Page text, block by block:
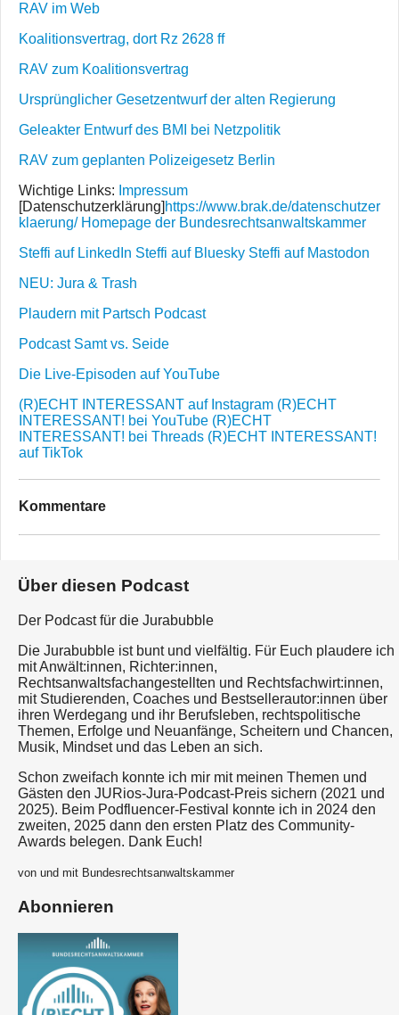
RAV im Web
Koalitionsvertrag, dort Rz 2628 ff
RAV zum Koalitionsvertrag
Ursprünglicher Gesetzentwurf der alten Regierung
Geleakter Entwurf des BMI bei Netzpolitik
RAV zum geplanten Polizeigesetz Berlin
Wichtige Links: Impressum
[Datenschutzerklärung] https://www.brak.de/datenschutzer
klaerung/ Homepage der Bundesrechtsanwaltskammer
Steffi auf LinkedIn Steffi auf Bluesky Steffi auf Mastodon
NEU: Jura & Trash
Plaudern mit Partsch Podcast
Podcast Samt vs. Seide
Die Live-Episoden auf YouTube
(R)ECHT INTERESSANT auf Instagram (R)ECHT
INTERESSANT! bei YouTube (R)ECHT
INTERESSANT! bei Threads (R)ECHT INTERESSANT!
auf TikTok
Kommentare
Über diesen Podcast
Der Podcast für die Jurabubble
Die Jurabubble ist bunt und vielfältig. Für Euch plaudere ich
mit Anwält:innen, Richter:innen,
Rechtsanwaltsfachangestellten und Rechtsfachwirt:innen,
mit Studierenden, Coaches und Bestsellerautor:innen über
ihren Werdegang und ihr Berufsleben, rechtspolitische
Themen, Erfolge und Neuanfänge, Scheitern und Chancen,
Musik, Mindset und das Leben an sich.
Schon zweifach konnte ich mir mit meinen Themen und
Gästen den JURios-Jura-Podcast-Preis sichern (2021 und
2025). Beim Podfluencer-Festival konnte ich in 2024 den
zweiten, 2025 dann den ersten Platz des Community-
Awards belegen. Dank Euch!
von und mit Bundesrechtsanwaltskammer
Abonnieren